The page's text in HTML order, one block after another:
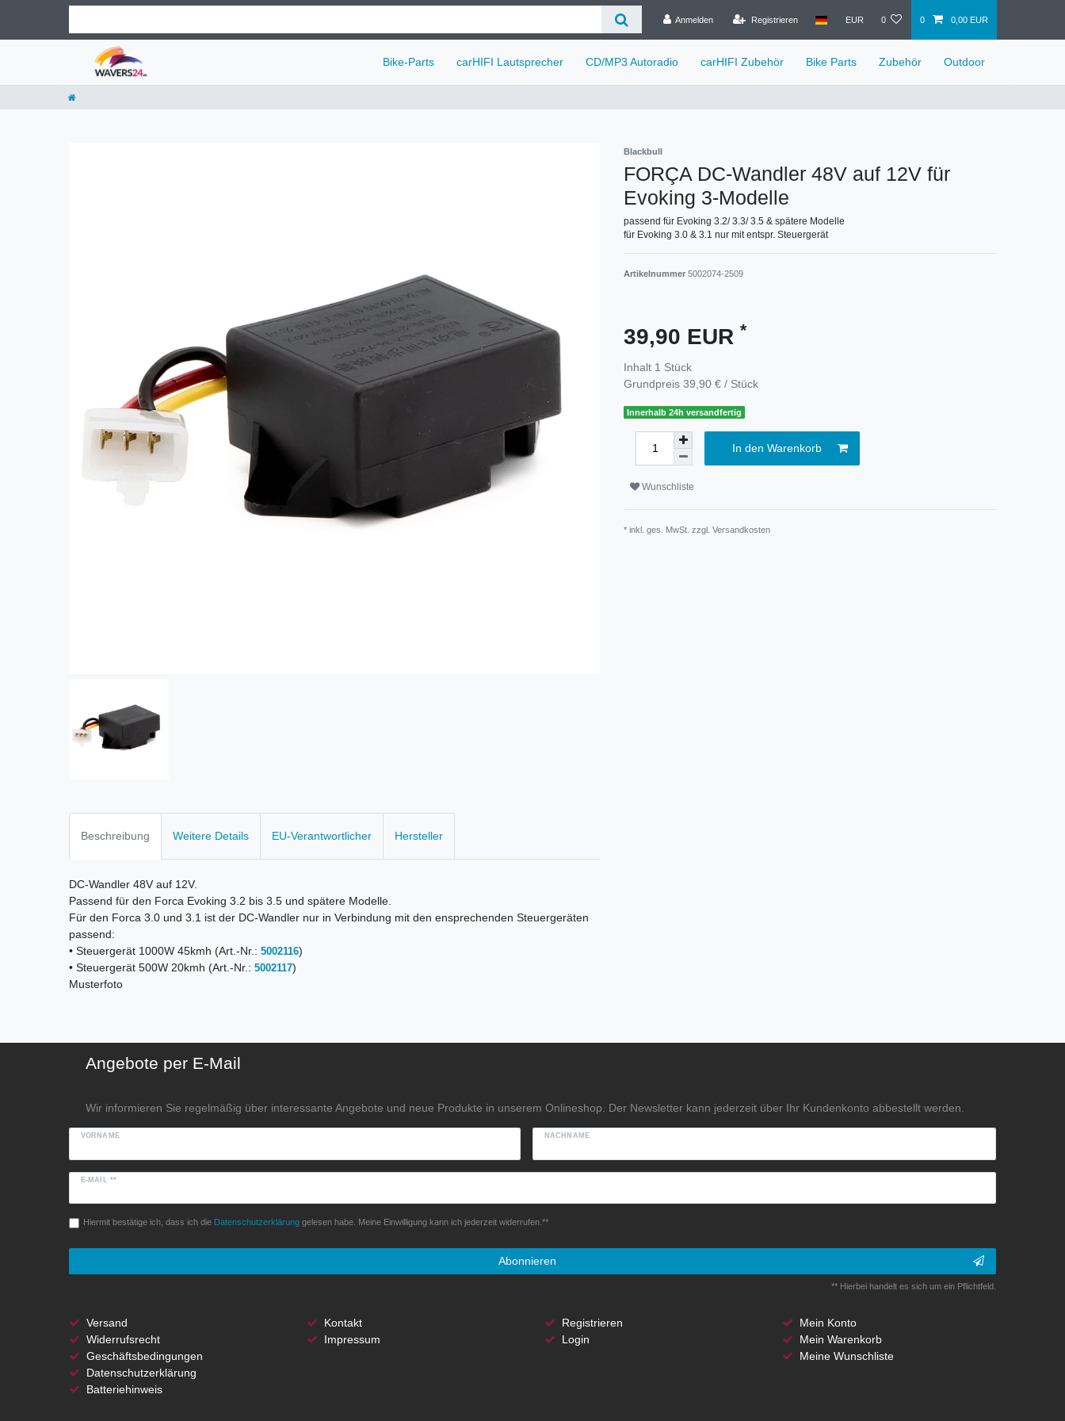
Anmelden Registrieren EUR 0 0 0,00 EUR
Bike-Parts carHIFI Lautsprecher CD/MP3 Autoradio carHIFI Zubehör Bike Parts Zubehör Outdoor
Blackbull
FORÇA DC-Wandler 48V auf 12V für
Evoking 3-Modelle
passend für Evoking 3.2/ 3.3/ 3.5 & spätere Modelle
für Evoking 3.0 & 3.1 nur mit entspr. Steuergerät
Artikelnummer 5002074-2509
39,90 EUR *
Inhalt 1 Stück
Grundpreis 39,90 € / Stück
Innerhalb 24h versandfertig
In den Warenkorb
Wunschliste
* inkl. ges. MwSt. zzgl. Versandkosten
Beschreibung Weitere Details EU-Verantwortlicher Hersteller
DC-Wandler 48V auf 12V.
Passend für den Forca Evoking 3.2 bis 3.5 und spätere Modelle.
Für den Forca 3.0 und 3.1 ist der DC-Wandler nur in Verbindung mit den ensprechenden Steuergeräten
passend:
• Steuergerät 1000W 45kmh (Art.-Nr.: 5002116)
• Steuergerät 500W 20kmh (Art.-Nr.: 5002117)
Musterfoto
Angebote per E-Mail
Wir informieren Sie regelmäßig über interessante Angebote und neue Produkte in unserem Onlineshop. Der Newsletter kann jederzeit über Ihr Kundenkonto abbestellt werden.
VORNAME NACHNAME
E-MAIL **
Hiermit bestätige ich, dass ich die Daten­schutz­erklärunggelesen habe. Meine Einwilligung kann ich jederzeit widerrufen.**
Abonnieren
** Hierbei handelt es sich um ein Pflichtfeld.
Versand
Widerrufsrecht
Geschäftsbedingungen
Datenschutzerklärung
Batteriehinweis
Kontakt
Impressum
Registrieren
Login
Mein Konto
Mein Warenkorb
Meine Wunschliste